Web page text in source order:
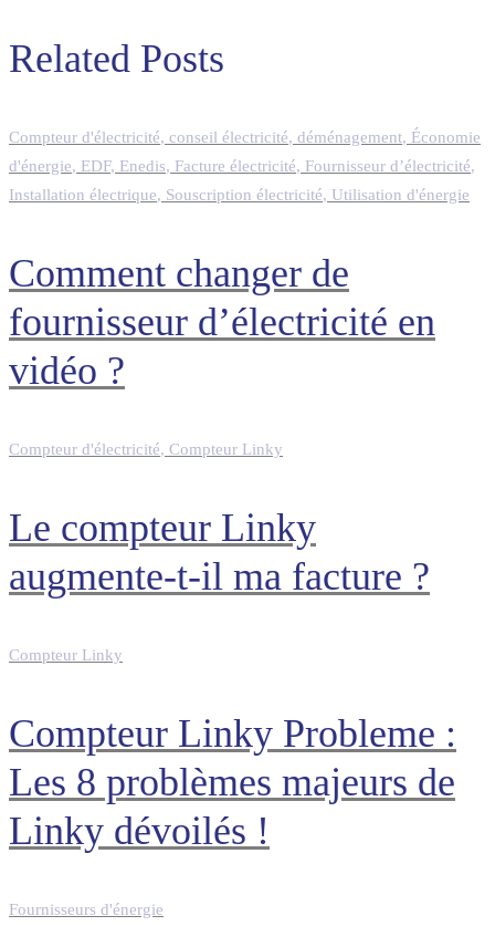
Related Posts
Compteur d'électricité, conseil électricité, déménagement, Économie
d'énergie, EDF, Enedis, Facture électricité, Fournisseur d’électricité,
Installation électrique, Souscription électricité, Utilisation d'énergie
Comment changer de
fournisseur d’électricité en
vidéo ?
Compteur d'électricité, Compteur Linky
Le compteur Linky
augmente-t-il ma facture ?
Compteur Linky
Compteur Linky Probleme :
Les 8 problèmes majeurs de
Linky dévoilés !
Fournisseurs d'énergie